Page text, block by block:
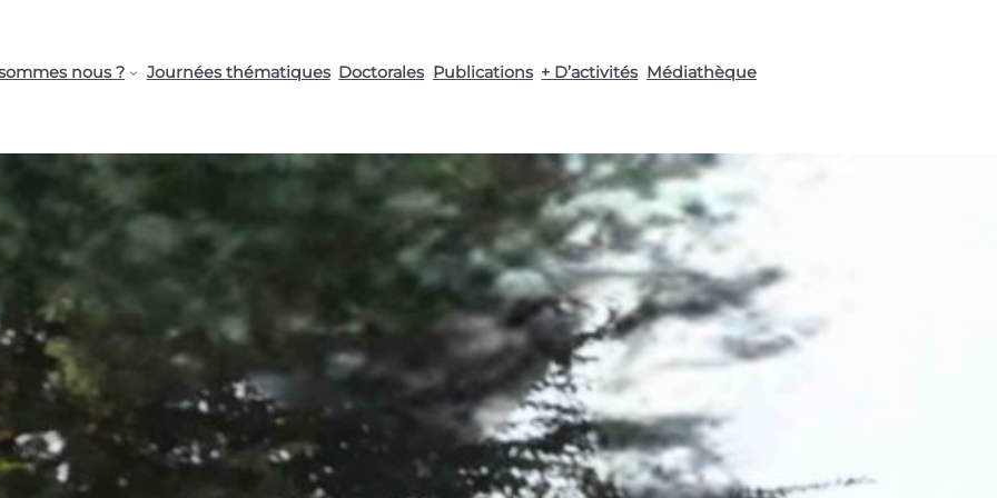
nous ? Journées thématiques Doctorales Publications + D’activités Médiathèque